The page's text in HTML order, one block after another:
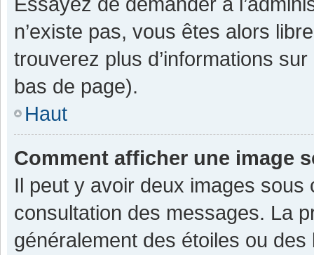
n’existe pas, vous êtes alors
trouverez plus d’informations
bas de page).
Haut
Comment afficher une image
Il peut y avoir deux images sous
consultation des messages. La
généralement des étoiles ou